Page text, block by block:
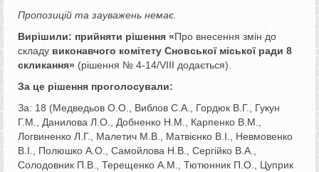
Пропозицій та зауважень немає.
Вирішили: прийняти рішення «Про внесення змін до
складу виконавчого комітету Сновської міської ради 8
скликання» (рішення № 4-14/VІІІ додається).
За це рішення проголосували:
За: 18 (Медведьов О.О., Виблов С.А., Гордюк В.Г., Гукун
Г.М., Данилова Л.О., Добненко Н.М., Карпенко В.М.,
Логвиненко Л.Г., Малетич М.В., Матвієнко В.І., Невмовенко
В.І., Полюшко А.О., Самойлова Н.В., Сергійко В.А.,
Солодовник П.В., Терещенко А.М., Тютюнник П.О., Цуприк